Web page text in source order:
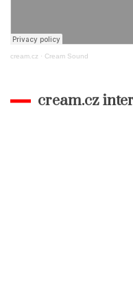
cream.cz · Cream Sound
cream.cz